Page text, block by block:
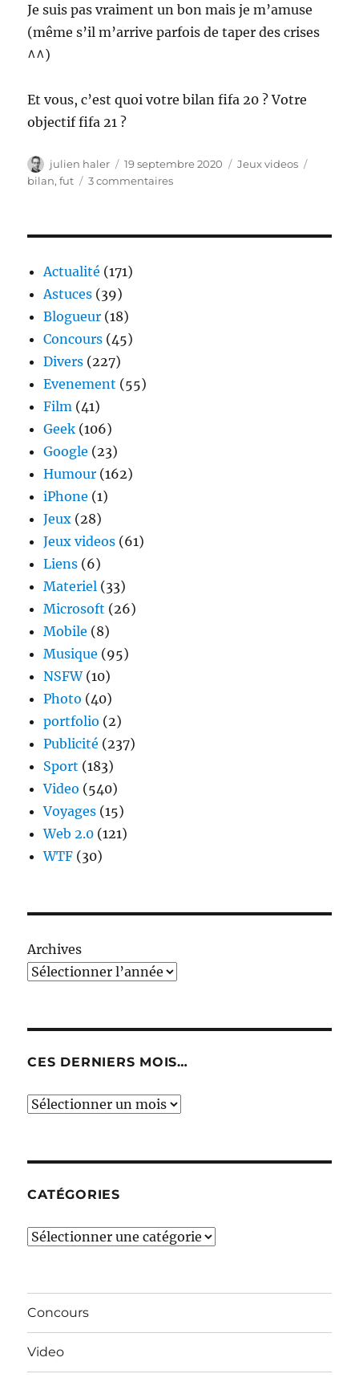
Je suis pas vraiment un bon mais je m’amuse
(même s’il m’arrive parfois de taper des crises
^^)
Et vous, c’est quoi votre bilan fifa 20 ? Votre
objectif fifa 21 ?
Auteur
julien haler
Publié
le
19 septembre 2020 Catégories
Jeux videos
bilan,fut 3 commentairessur
Actualité (171)
Astuces (39)
Blogueur (18)
Concours (45)
Divers (227)
Evenement (55)
Film (41)
Geek (106)
Google (23)
Humour (162)
iPhone (1)
Jeux (28)
Jeux videos (61)
Liens (6)
Materiel (33)
Microsoft (26)
Mobile (8)
Musique (95)
NSFW(10)
Photo (40)
portfolio (2)
Publicité (237)
Sport (183)
Video (540)
Voyages (15)
Web 2.0 (121)
WTF (30)
Archives
CES DERNIERS MOIS…
Ces
CATÉGORIES
Catégories
Concours
Video